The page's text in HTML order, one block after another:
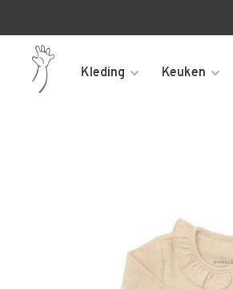
Kleding Keuken